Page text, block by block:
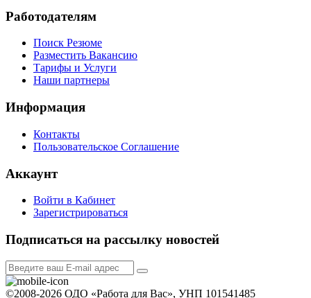
Работодателям
Поиск Резюме
Разместить Вакансию
Тарифы и Услуги
Наши партнеры
Информация
Контакты
Пользовательское Соглашение
Аккаунт
Войти в Кабинет
Зарегистрироваться
Подписаться на рассылку новостей
©2008-2026 ОДО «Работа для Вас», УНП 101541485